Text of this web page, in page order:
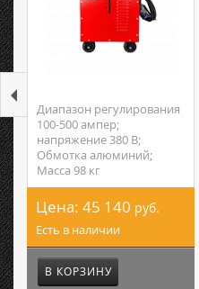
Диапазон регулирования
100-500 ампер;
напряжение 380 В;
Обмотка алюминий;
Масса 98 кг
Цена: 45 140 руб.
Есть в наличии
В КОРЗИНУ